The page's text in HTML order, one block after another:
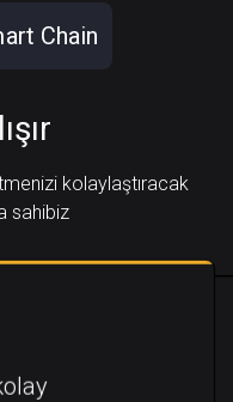
Chain
kolaylaştıracak
sahibiz